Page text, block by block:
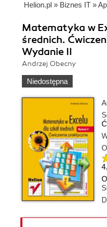
Helion.pl » Biznes IT »
Matematyka w
średnich.
Wydanie II
Andrzej Obecny
Niedostępna